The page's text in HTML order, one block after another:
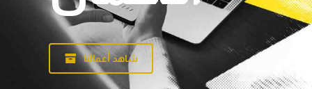
شاهد أعمالنا